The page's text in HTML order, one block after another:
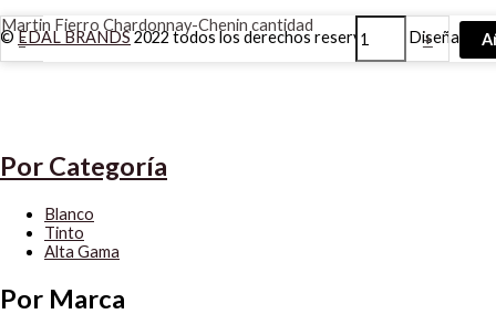
©EDAL BRANDS2022 todos los derechos reservados | Diseñado
-
Martin Fierro Chardonnay-Chenin cantidad
+
Por Categoría
Blanco
Tinto
Alta Gama
Por Marca